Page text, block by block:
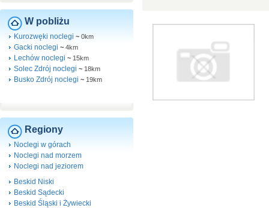
W pobliżu
Kurozwęki noclegi ~ 0km
Gacki noclegi ~ 4km
Lechów noclegi ~ 15km
Solec Zdrój noclegi ~ 18km
Busko Zdrój noclegi ~ 19km
Regiony
Noclegi w górach
Noclegi nad morzem
Noclegi nad jeziorem
Beskid Niski
Beskid Sądecki
Beskid Śląski i Żywiecki